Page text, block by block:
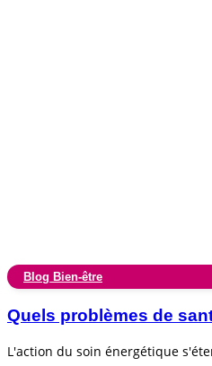
Blog Bien-être
Quels problèmes de
L'action du soin énergétique